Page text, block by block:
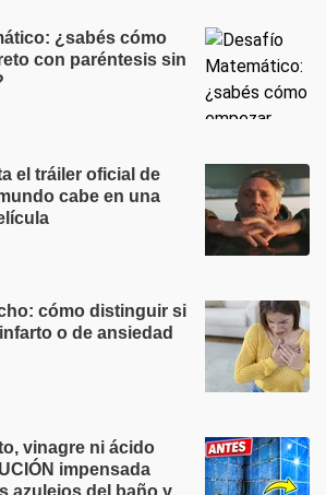
¿sabés cómo
con paréntesis sin
el tráiler oficial de
cabe en una
cómo distinguir si
o de ansiedad
vinagre ni ácido
impensada
azulejos del baño y